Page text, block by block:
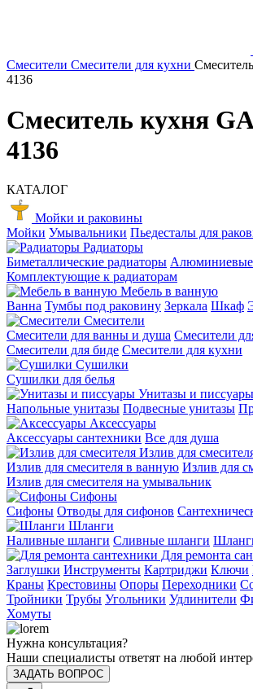
Смесители Смесители для кухни
4136
Смеситель кухня
4136
КАТАЛОГ
Мойки и раковины
Мойки Умывальники Пьедесталы для
Радиаторы
Биметаллические радиаторы Алюминиевые
Комплектующие к радиаторам
Мебель в ванную
Ванна Тумбы под раковину Зеркала Шкаф
Смесители
Смесители для ванны и душа Смесители
Смесители для биде Смесители для кухни
Сушилки
Сушилки для белья
Унитазы и писсуары
Напольные унитазы Подвесные унитазы
Аксессуары
Аксессуары сантехники Все для душа
Излив для
Излив для смесителя в ванную Излив для
Излив для смесителя на умывальник
Сифоны
Сифоны Отводы для сифонов
Шланги
Наливные шланги Сливные шланги
Для ремонта
Заглушки Инструменты Картриджи Ключи
Краны Крестовины Опоры Переходники
Тройники Трубы Угольники Удлинители
Хомуты
Нужна консультация?
Наши специалисты ответят на любой
ЗАДАТЬ ВОПРОС